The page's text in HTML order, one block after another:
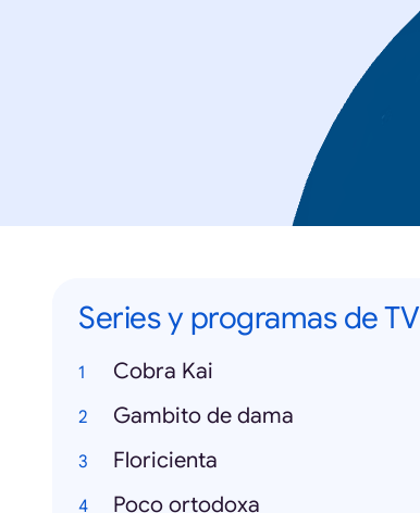
Series y programas de TV
Cobra Kai
Gambito de dama
Floricienta
Poco ortodoxa